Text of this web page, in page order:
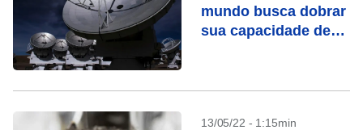
mundo busca dobrar
sua capacidade de
13/05/22 - 1:15min